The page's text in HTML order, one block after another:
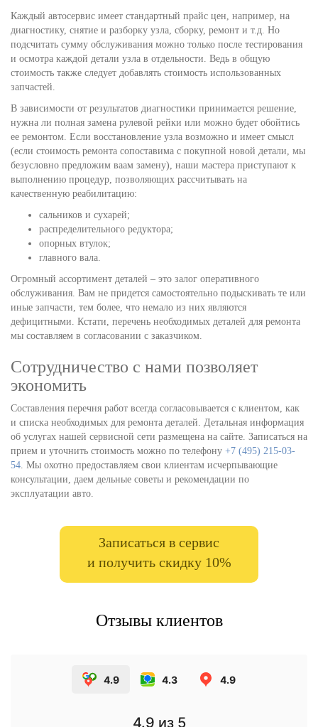
Каждый автосервис имеет стандартный прайс цен, например, на
диагностику, снятие и разборку узла, сборку, ремонт и т.д. Но
подсчитать сумму обслуживания можно только после тестирования
и осмотра каждой детали узла в отдельности. Ведь в общую
стоимость также следует добавлять стоимость использованных
запчастей.
В зависимости от результатов диагностики принимается решение,
нужна ли полная замена рулевой рейки или можно будет обойтись
ее ремонтом. Если восстановление узла возможно и имеет смысл
(если стоимость ремонта сопоставима с покупной новой детали, мы
безусловно предложим ваам замену), наши мастера приступают к
выполнению процедур, позволяющих рассчитывать на
качественную реабилитацию:
сальников и сухарей;
распределительного редуктора;
опорных втулок;
главного вала.
Огромный ассортимент деталей – это залог оперативного
обслуживания. Вам не придется самостоятельно подыскивать те или
иные запчасти, тем более, что немало из них являются
дефицитными. Кстати, перечень необходимых деталей для ремонта
мы составляем в согласовании с заказчиком.
Сотрудничество с нами позволяет
экономить
Составления перечня работ всегда согласовывается с клиентом, как
и списка необходимых для ремонта деталей. Детальная информация
об услугах нашей сервисной сети размещена на сайте. Записаться на
прием и уточнить стоимость можно по телефону +7 (495) 215-03-
54. Мы охотно предоставляем свои клиентам исчерпывающие
консультации, даем дельные советы и рекомендации по
эксплуатации авто.
Записаться в сервис
и получить скидку 10%
Отзывы клиентов
4.9 4.3 4.9
4.9 из 5